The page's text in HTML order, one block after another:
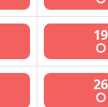
19
○
26
○